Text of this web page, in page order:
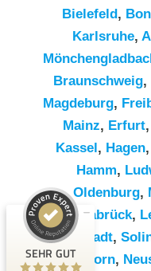
Bielefeld,
Karlsruhe,
Braunschweig,
Magdeburg,
Mainz, Erfurt,
Kassel, Hagen,
Hamm,
Oldenburg,
Osnabrück,
Darmstadt,
Paderborn,
SEHR GUT
Kundenbewertungen und
RümpelButler
SEHR GUT
5,00 / 5,00